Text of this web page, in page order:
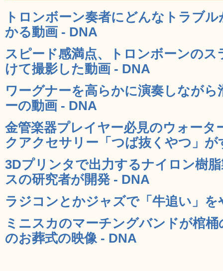
トロンボーン奏者にどんなトラブ
かる動画 - DNA
スピード感満点、トロンボーンの
けて撮影した動画 - DNA
ワーグナーを高らかに演奏しなが
ーの動画 - DNA
金管楽器プレイヤー必見のウォータ
クアクセサリー「つば抜くやつ」が
3Dプリンタで出力するナイロン樹
スの研究者が開発 - DNA
ラジコンとかジャズで「牛追い」
ミニスカのマーチングバンドが棺
のお葬式の映像 - DNA